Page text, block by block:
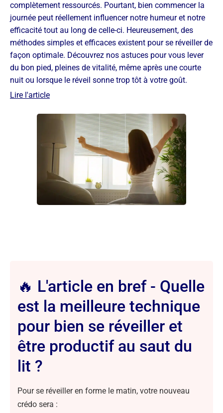
complètement ressourcés. Pourtant, bien commencer la
journée peut réellement influencer notre humeur et notre
efficacité tout au long de celle-ci. Heureusement, des
méthodes simples et efficaces existent pour se réveiller de
façon optimale. Découvrez nos astuces pour vous lever
du bon pied, pleines de vitalité, même après une courte
nuit ou lorsque le réveil sonne trop tôt à votre goût.
Lire l'article
🔥 L'article en bref - Quelle
est la meilleure technique
pour bien se réveiller et
être productif au saut du
lit ?
Pour se réveiller en forme le matin, votre nouveau
crédo sera :